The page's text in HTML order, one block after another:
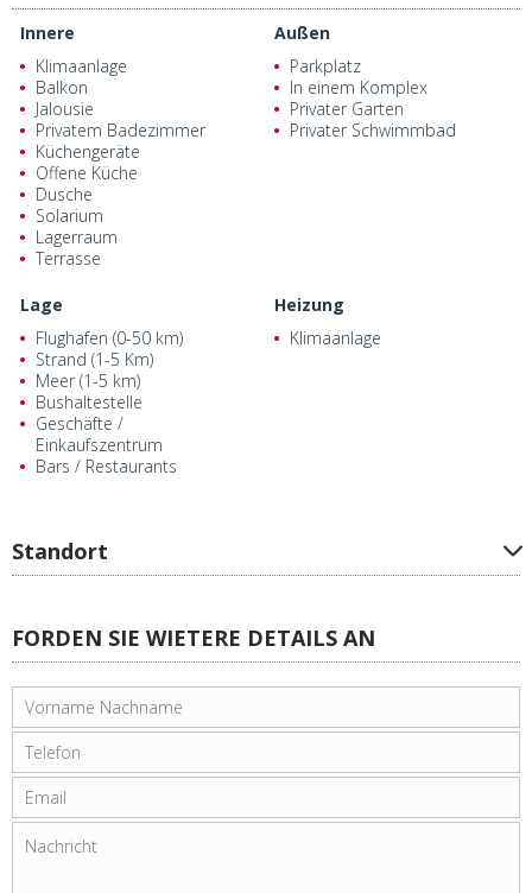
Innere
Klimaanlage
Balkon
Jalousie
Privatem Badezimmer
Küchengeräte
Offene Küche
Dusche
Solarium
Lagerraum
Terrasse
Außen
Parkplatz
In einem Komplex
Privater Garten
Privater Schwimmbad
Lage
Flughafen (0-50 km)
Strand (1-5 Km)
Meer (1-5 km)
Bushaltestelle
Geschäfte /
Einkaufszentrum
Bars / Restaurants
Heizung
Klimaanlage
Standort
FORDEN SIE WIETERE DETAILS AN